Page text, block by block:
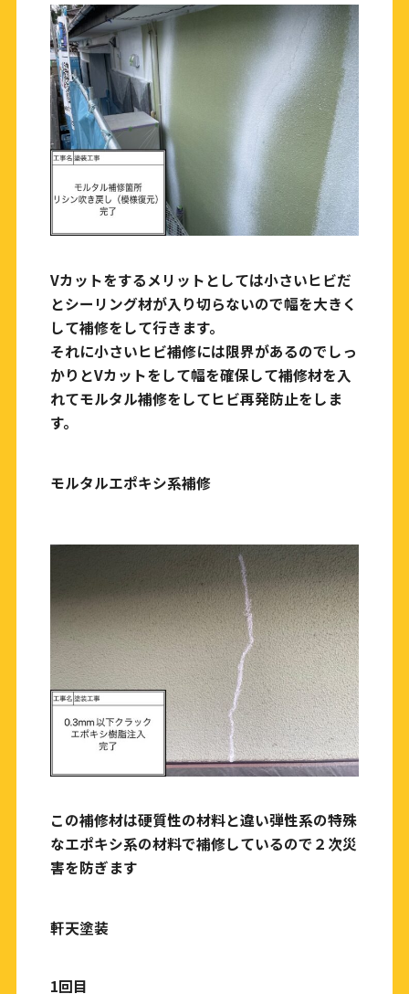
Vカットをするメリットとしては小さいヒビだ
とシーリング材が入り切らないので幅を大きく
して補修をして行きます。
それに小さいヒビ補修には限界があるのでしっ
かりとVカットをして幅を確保して補修材を入
れてモルタル補修をしてヒビ再発防止をしま
す。
モルタルエポキシ系補修
この補修材は硬質性の材料と違い弾性系の特殊
なエポキシ系の材料で補修しているので２次災
害を防ぎます
軒天塗装
1回目